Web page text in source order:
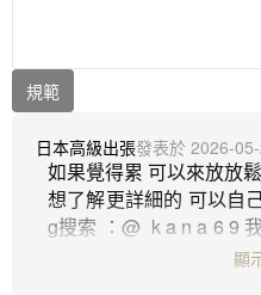
規範
日本高級出張 2026-
如果覺得累 可以來放放
想了解更詳細的 可以自
g搜索 ：@  k a n a 6 9
一定是有需求才找我 心
顯